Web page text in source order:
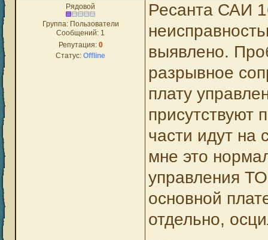
Рядовой
Группа: Пользователи
Сообщений: 1
Репутация: 0
Статус: Offline
Ресанта САИ
выявлено.
разрывное
плату
присутствуют
части идут на
мне это
управления
основной
отдельно,